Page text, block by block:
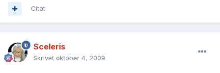
Citat
Sceleris
Skrivet oktober 4, 2009